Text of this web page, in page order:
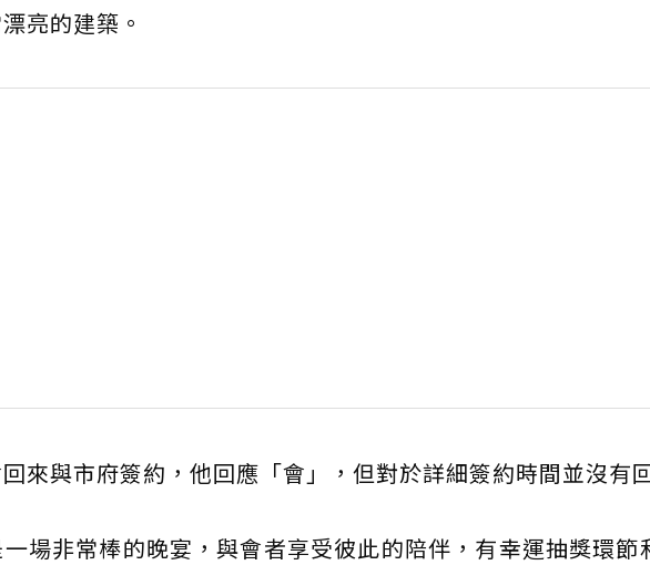
亮的建築。
來與市府簽約，他回應「會」，但對於詳細簽約時間並沒有
場非常棒的晚宴，與會者享受彼此的陪伴，有幸運抽獎環節